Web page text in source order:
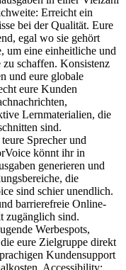
Erreicht ein
bei der Qualität. Eure
egal wo sie gehört
um eine einheitliche und
schaffen. Konsistenz
und eure globale
eure Kunden
Lernmaterialien, die
sind.
Sprecher und
könnt ihr in
generieren und
die
sind schier unendlich.
barrierefreie Online-
zugänglich sind.
Werbespots,
eure Zielgruppe direkt
Kundensupport
Accessibility: